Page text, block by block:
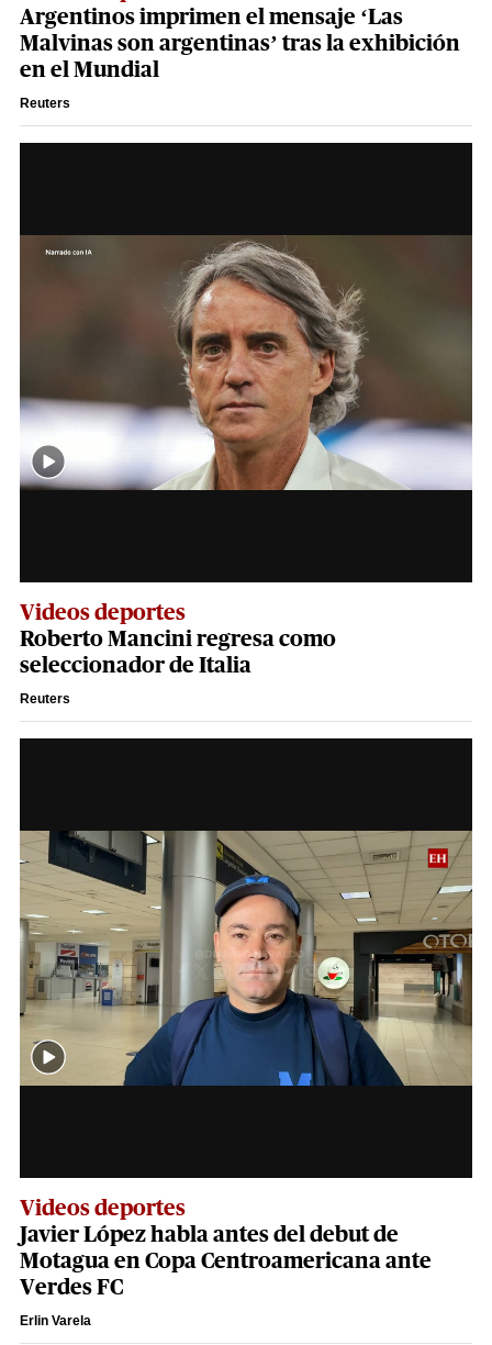
Argentinos imprimen el mensaje ‘Las
Malvinas son argentinas’ tras la exhibición
en el Mundial
Reuters
Videos deportes
Roberto Mancini regresa como
seleccionador de Italia
Reuters
Videos deportes
Javier López habla antes del debut de
Motagua en Copa Centroamericana ante
Verdes FC
Erlin Varela